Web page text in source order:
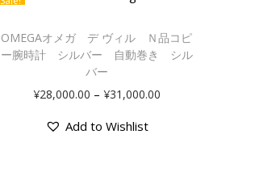
OMEGAオメガ デ ヴィル Ｎ品コピ
ー腕時計 シルバー 自動巻き シル
バー
¥28,000.00 – ¥31,000.00
Add to Wishlist